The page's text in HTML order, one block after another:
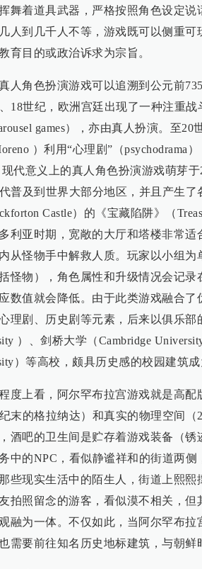
舞着道具武器，严格按照角色设定说
人到几千人不等，游戏既可以侧重
育目的或政治诉求为宗旨。
人角色扮演游戏可以追溯到公元前
18世纪，欧洲宫廷出现了一种注重
games），亦由真人扮演。至
）利用“心理剧”（psychodrama
现代意义上的真人角色扮演游戏萌芽
普及到世界大部分地区，并且产生
Castle）的《宝藏陷阱》（
利亚时期，宽敞的大厅和塔楼非常
从怪物手中解救人质。玩家以小组
怪物），角色属性和升级情况会记
数值就会降低。由于此类游戏融合
理剧、历史剧等元素，后来以俱乐部
）、剑桥大学（Cambridge
）等高校，颇具历史感的校园建筑
度上看，阿尔罕布拉宫游戏就是高
纪末的格拉纳达）和真实的物理空间
酒吧的卫生间是贮存着游戏装备（
中的NPC，看似静谧祥和的街道两
些现实生活中的陌生人，街道上熙
拍照留念的游客，看似漠不相关，
融为一体。不仅如此，当阿尔罕布
需要前往知名历史地标建筑，与朝鲜